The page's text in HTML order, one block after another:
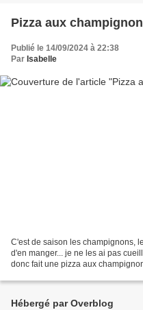
Pizza aux
Publié le 14/09/2024 à 22:38
Par Isabelle
C'est de saison les champignons,
d'en manger... je ne les ai pas
donc fait une pizza aux
Hébergé par Overblog